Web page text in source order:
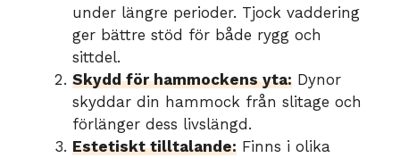
under längre perioder. Tjock vaddering
ger bättre stöd för både rygg och
sittdel.
Skydd för hammockens yta: Dynor
skyddar din hammock från slitage och
förlänger dess livslängd.
Estetiskt tilltalande: Finns i olika